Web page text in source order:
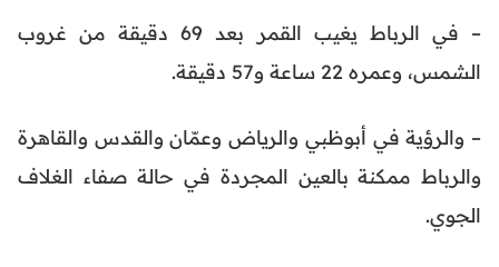
– في الرباط يغيب القمر بعد 69 دقيقة من غروب
الشمس، وعمره 22 ساعة و57 دقيقة.
– والرؤية في أبوظبي والرياض وعمّان والقدس والقاهرة
والرباط ممكنة بالعين المجردة في حالة صفاء الغلاف
الجوي.